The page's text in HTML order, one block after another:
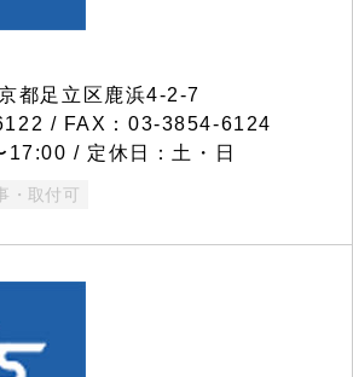
都足立区鹿浜4-2-7
/ FAX：03-3854-6124
17:00 / 定休日：土・日
・取付可